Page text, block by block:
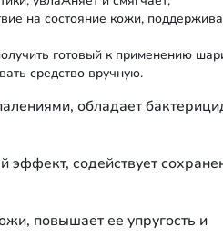
на состояние кожи,
готовый к применению
средство вручную.
обладает
эффект, содействует
повышает ее упругость и